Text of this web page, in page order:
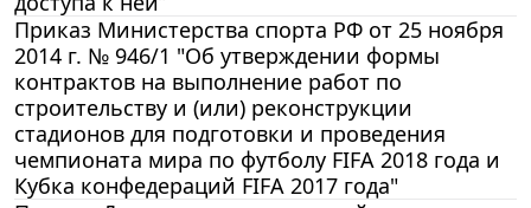
Приказ Министерства спорта РФ от 25 ноября
2014 г. № 946/1 "Об утверждении формы
контрактов на выполнение работ по
строительству и (или) реконструкции
стадионов для подготовки и проведения
чемпионата мира по футболу FIFA 2018 года и
Кубка конфедераций FIFA 2017 года"